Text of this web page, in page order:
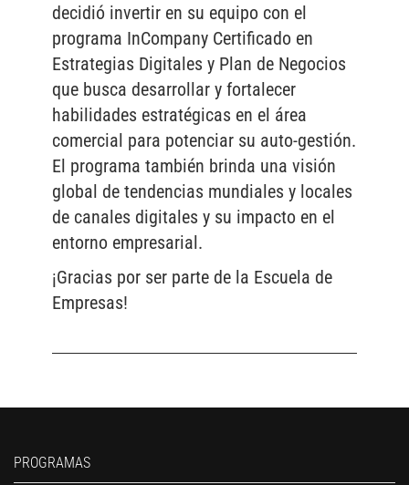
decidió invertir en su equipo con el
programa InCompany Certificado en
Estrategias Digitales y Plan de Negocios
que busca desarrollar y fortalecer
habilidades estratégicas en el área
comercial para potenciar su auto-gestión.
El programa también brinda una visión
global de tendencias mundiales y locales
de canales digitales y su impacto en el
entorno empresarial.
¡Gracias por ser parte de la Escuela de
Empresas!
PROGRAMAS